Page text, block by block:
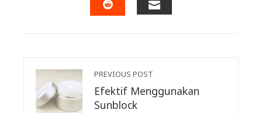
PREVIOUS POST
Efektif Menggunakan
Sunblock